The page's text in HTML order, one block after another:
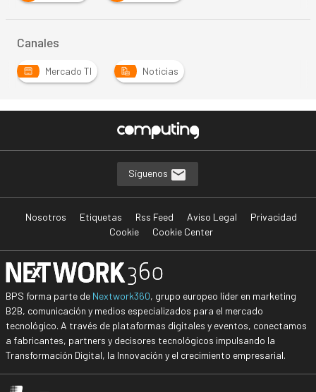
Canales
Mercado TI Noticias
Síguenos
Nosotros Etiquetas Rss Feed Aviso Legal
Privacidad
Cookie
Cookie Center
BPS forma parte de Nextwork360, grupo europeo líder en marketing
B2B, comunicación y medios especializados para el mercado
tecnológico. A través de plataformas digitales y eventos, conectamos
a fabricantes, partners y decisores tecnológicos impulsando la
Transformación Digital, la Innovación y el crecimiento empresarial.